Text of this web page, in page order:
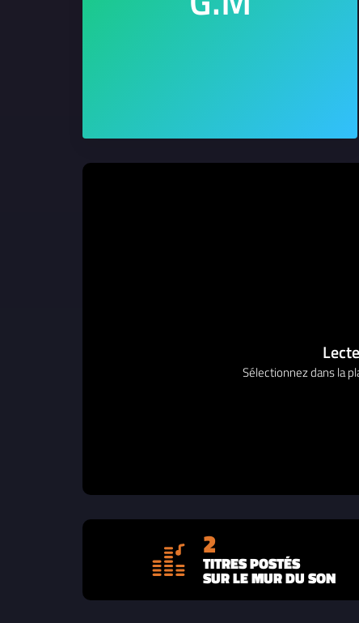
Sélectionnez dans la
2
TITRES POSTÉS
SUR LE MUR DU SON